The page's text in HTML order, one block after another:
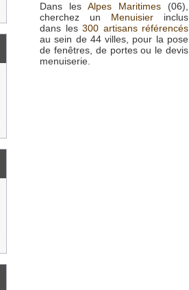
Dans les Alpes Maritimes (06),
cherchez un Menuisier inclus
dans les 300 artisans référencés
au sein de 44 villes, pour la pose
de fenêtres, de portes ou le devis
menuiserie.